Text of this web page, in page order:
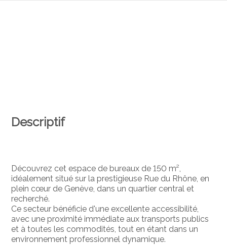
Descriptif
Découvrez cet espace de bureaux de 150 m²,
idéalement situé sur la prestigieuse Rue du Rhône, en
plein cœur de Genève, dans un quartier central et
recherché.
Ce secteur bénéficie d'une excellente accessibilité,
avec une proximité immédiate aux transports publics
et à toutes les commodités, tout en étant dans un
environnement professionnel dynamique.